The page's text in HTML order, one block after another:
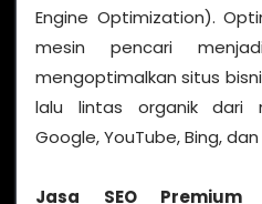
Engine Optimization).
mesin pencari
mengoptimalkan situs
lalu lintas organik dari
Google, YouTube, Bing,
Jasa SEO